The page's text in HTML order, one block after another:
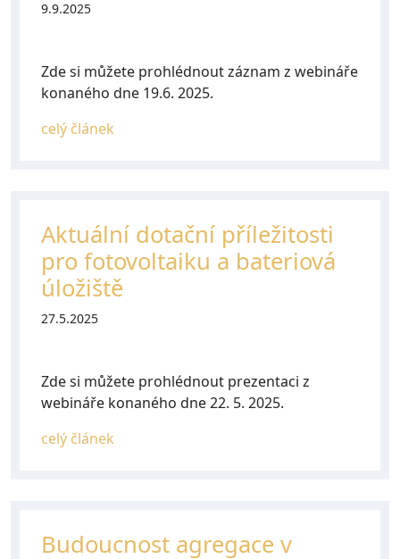
9.9.2025
Zde si můžete prohlédnout záznam z webináře
konaného dne 19.6. 2025.
celý článek
Aktuální dotační příležitosti
pro fotovoltaiku a bateriová
úložiště
27.5.2025
Zde si můžete prohlédnout prezentaci z
webináře konaného dne 22. 5. 2025.
celý článek
Budoucnost agregace v